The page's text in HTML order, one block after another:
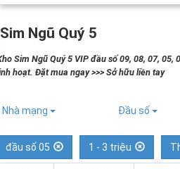
Sim Ngũ Quý 5
Sim Ngũ Quý 5 VIP đầu số 09, 08, 07,
hoạt. Đặt mua ngay >>> Sở hữu liền tay
Nhà mạng Đầu số
đầu số 05 1 - 3 triệu